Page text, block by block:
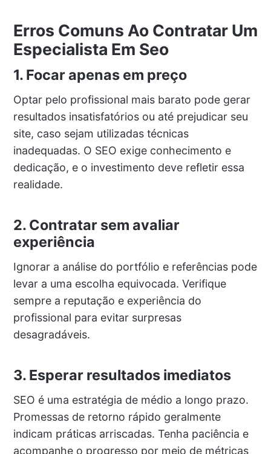
Erros Comuns Ao Contratar Um
Especialista Em Seo
1. Focar apenas em preço
Optar pelo profissional mais barato pode gerar
resultados insatisfatórios ou até prejudicar seu
site, caso sejam utilizadas técnicas
inadequadas. O SEO exige conhecimento e
dedicação, e o investimento deve refletir essa
realidade.
2. Contratar sem avaliar
experiência
Ignorar a análise do portfólio e referências pode
levar a uma escolha equivocada. Verifique
sempre a reputação e experiência do
profissional para evitar surpresas
desagradáveis.
3. Esperar resultados imediatos
SEO é uma estratégia de médio a longo prazo.
Promessas de retorno rápido geralmente
indicam práticas arriscadas. Tenha paciência e
acompanhe o progresso por meio de métricas